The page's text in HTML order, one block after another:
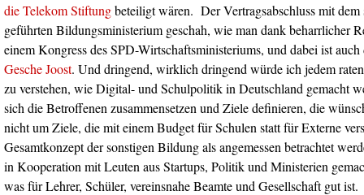
die Telekom Stiftungbeteiligt wären. Der Vertragsabschluss mit dem
geführten Bildungsministerium geschah, wie man dank beharrlicher
einem Kongress des SPD-Wirtschaftsministeriums, und dabei ist
Gesche Joost. Und dringend, wirklich dringend würde ich jedem
zu verstehen, wie Digital- und Schulpolitik in Deutschland gemacht
sich die Betroffenen zusammensetzen und Ziele definieren, die
nicht um Ziele, die mit einem Budget für Schulen statt für Externe
Gesamtkonzept der sonstigen Bildung als angemessen betrachtet
in Kooperation mit Leuten aus Startups, Politik und Ministerien
was für Lehrer, Schüler, vereinsnahe Beamte und Gesellschaft gut ist.